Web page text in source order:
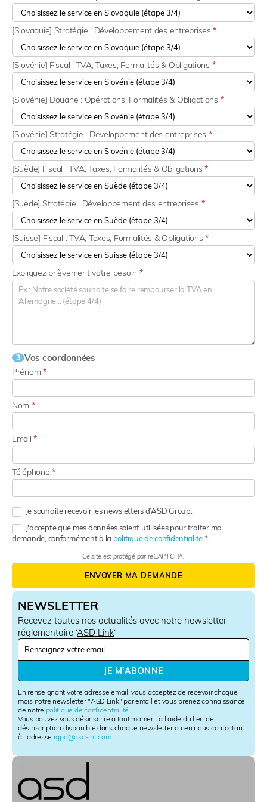
NEWSLETTER
Recevez toutes nos actualités avec notre newsletter
réglementaire ‘ASD Link‘
N
s
l
e
t
t
e
S
g
n
En renseignant votre adresse email, vous acceptez de recevoir chaque
mois notre newsletter "ASD Link" par email et vous prenez connaissance
de notre politique de confidentialité
Vous pouvez vous désinscrire à tout moment à l’aide du lien de
désinscription disponible dans chaque newsletter ou en nous contactant
à l’adresse rgpd@asd-int.com.
JE M'ABONNE
[Slovaquie] Stratégie : Développement des entreprises*
[Slovénie] Fiscal : TVA, Taxes, Formalités & Obligations *
[Slovénie] Douane : Opérations, Formalités & Obligations *
[Slovénie] Stratégie : Développement des entreprises *
[Suède] Fiscal : TVA, Taxes, Formalités & Obligations*
[Suède] Stratégie : Développement des entreprises *
[Suisse] Fiscal : TVA, Taxes, Formalités & Obligations*
Expliquez brièvement votre besoin *
3 Vos coordonnées
Prénom*
Nom *
Email*
Téléphone*
Je souhaite recevoir les newsletters d’ASD Group.
J'accepte que mes données soient utilisées pour traiter ma
demande, conformément à la politique de confidentialité.
Ce site est protégé par reCAPTCHA.
ENVOYER MA DEMANDE